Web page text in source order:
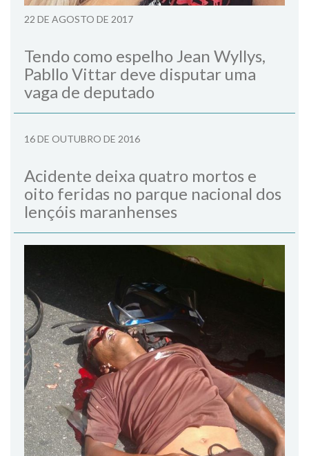
22 DE AGOSTO DE 2017
Tendo como espelho Jean Wyllys,
Pabllo Vittar deve disputar uma
vaga de deputado
16 DE OUTUBRO DE 2016
Acidente deixa quatro mortos e
oito feridas no parque nacional dos
lençóis maranhenses